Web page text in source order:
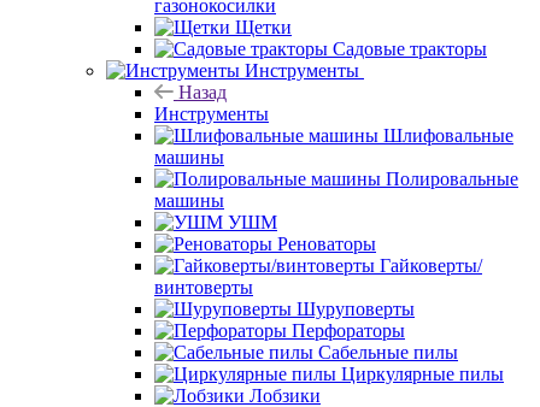
газонокосилки
Щетки
Садовые тракторы
Инструменты
Назад
Инструменты
Шлифовальные
машины
Полировальные
машины
УШМ
Реноваторы
Гайковерты/
винтоверты
Шуруповерты
Перфораторы
Сабельные пилы
Циркулярные пилы
Лобзики